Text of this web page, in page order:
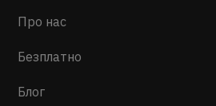
Про нас
Безплатно
Блог